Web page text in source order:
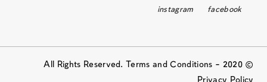
facebook
instagram
© 2020 All Rights Reserved. Terms and Conditions –
Privacy Policy